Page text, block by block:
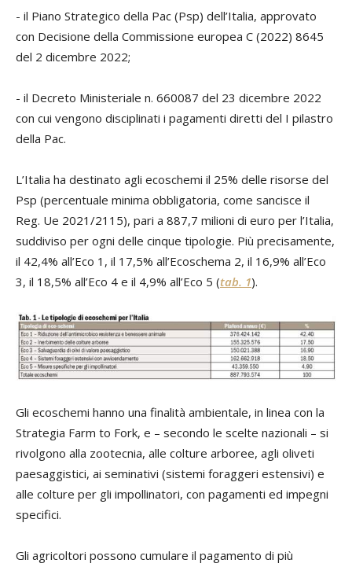
- il Piano Strategico della Pac (Psp) dell’Italia, approvato
con Decisione della Commissione europea C (2022) 8645
del 2 dicembre 2022;
- il Decreto Ministeriale n. 660087 del 23 dicembre 2022
con cui vengono disciplinati i pagamenti diretti del I pilastro
della Pac.
L’Italia ha destinato agli ecoschemi il 25% delle risorse del
Psp (percentuale minima obbligatoria, come sancisce il
Reg. Ue 2021/2115), pari a 887,7 milioni di euro per l’Italia,
suddiviso per ogni delle cinque tipologie. Più precisamente,
il 42,4% all’Eco 1, il 17,5% all’Ecoschema 2, il 16,9% all’Eco
3, il 18,5% all’Eco 4 e il 4,9% all’Eco 5 (tab. 1).
Gli ecoschemi hanno una finalità ambientale, in linea con la
Strategia Farm to Fork, e – secondo le scelte nazionali – si
rivolgono alla zootecnia, alle colture arboree, agli oliveti
paesaggistici, ai seminativi (sistemi foraggeri estensivi) e
alle colture per gli impollinatori, con pagamenti ed impegni
specifici.
Gli agricoltori possono cumulare il pagamento di più